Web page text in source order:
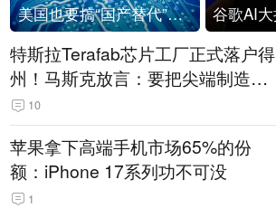
美国也要搞“国产替代”？先算清三笔账
特斯拉Terafab芯片工厂正式落户得
州！马斯克放言：要把尖端制造带
回美国
10
苹果拿下高端手机市场65%的份
额：iPhone 17系列功不可没
1